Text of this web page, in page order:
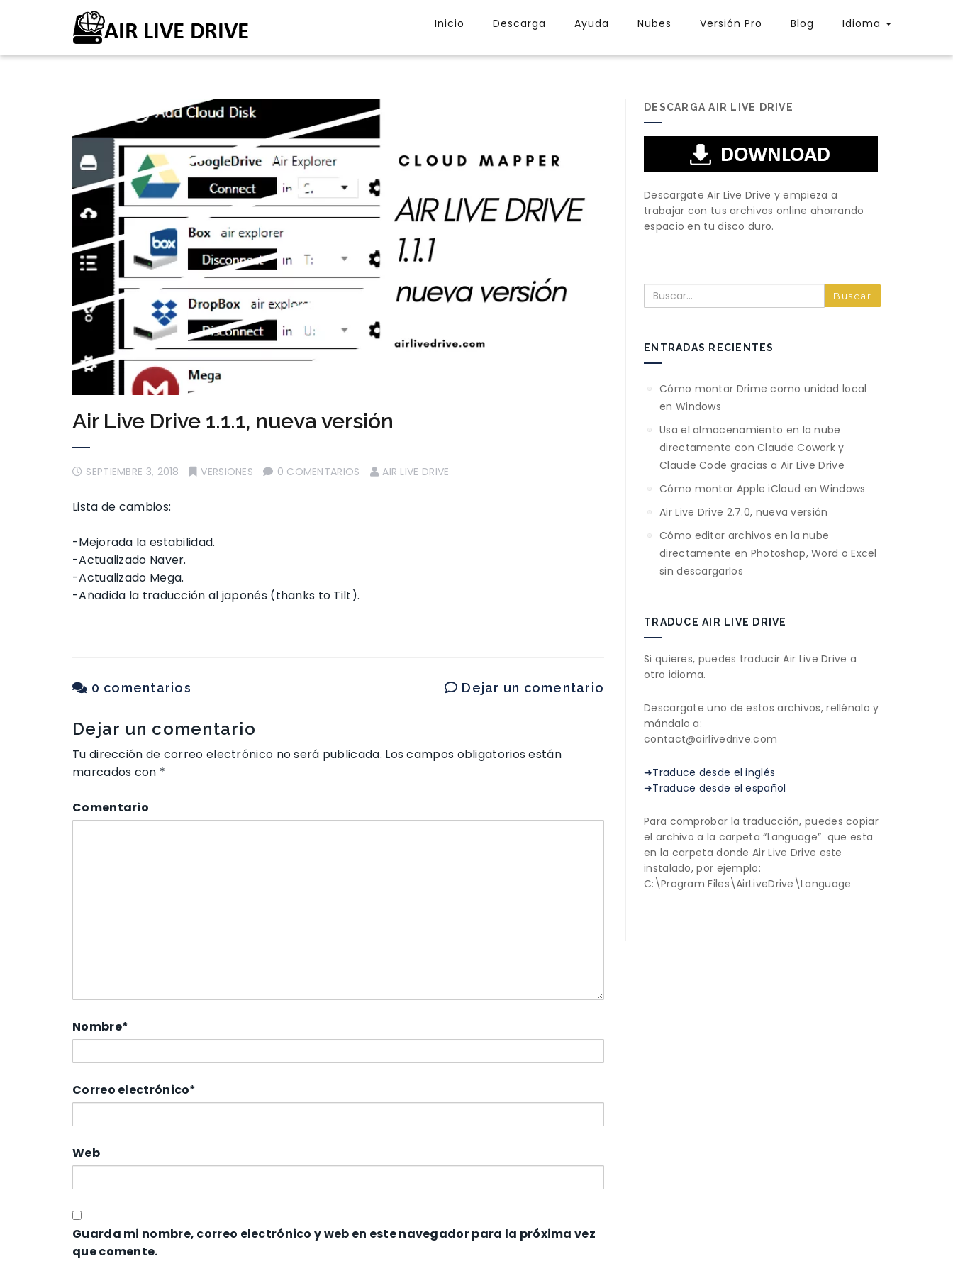
Inicio Descarga Ayuda Nubes Versión Pro Blog Idioma
Air Live Drive 1.1.1, nueva versión
SEPTIEMBRE 3, 2018 VERSIONES 0 COMENTARIOS AIR LIVE DRIVE
Lista de cambios:
-Mejorada la estabilidad.
-Actualizado Naver.
-Actualizado Mega.
-Añadida la traducción al japonés (thanks to Tilt).
0 comentarios Dejar un comentario
Dejar un comentario
Tu dirección de correo electrónico no será publicada. Los campos obligatorios están
marcados con *
Comentario
Nombre*
Correo electrónico*
Web
Guarda mi nombre, correo electrónico y web en este navegador para la próxima vez
que comente.
DESCARGA AIR LIVE DRIVE
Descargate Air Live Drive y empieza a
trabajar con tus archivos online ahorrando
espacio en tu disco duro.
Buscar
ENTRADAS RECIENTES
Cómo montar Drime como unidad local
en Windows
Usa el almacenamiento en la nube
directamente con Claude Cowork y
Claude Code gracias a Air Live Drive
Cómo montar Apple iCloud en Windows
Air Live Drive 2.7.0, nueva versión
Cómo editar archivos en la nube
directamente en Photoshop, Word o Excel
sin descargarlos
TRADUCE AIR LIVE DRIVE
Si quieres, puedes traducir Air Live Drive a
otro idioma.
Descargate uno de estos archivos, rellénalo y
mándalo a:
contact@airlivedrive.com
➜Traduce desde el inglés
➜Traduce desde el español
Para comprobar la traducción, puedes copiar
el archivo a la carpeta “Language” que esta
en la carpeta donde Air Live Drive este
instalado, por ejemplo:
C:\Program Files\AirLiveDrive\Language